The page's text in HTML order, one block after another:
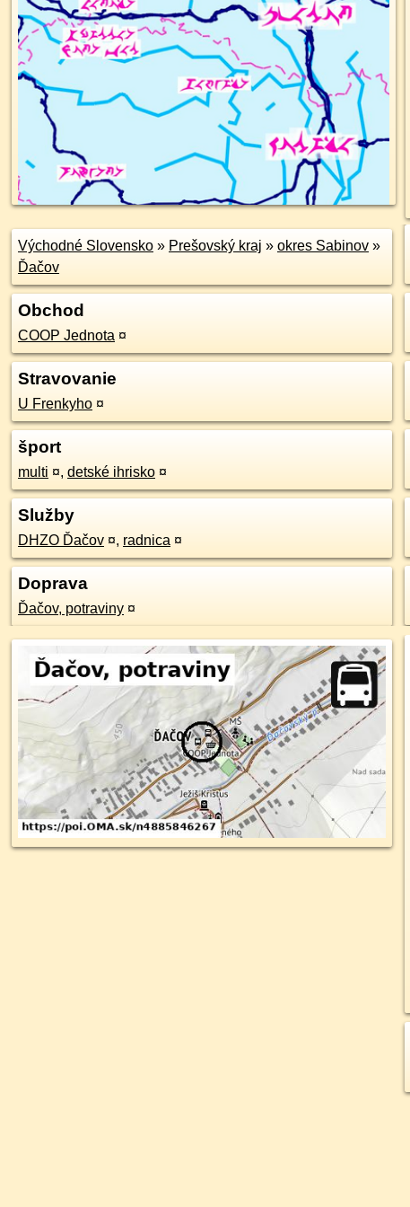
Východné Slovensko » Prešovský kraj » okres Sabinov »
Ďačov
Obchod
COOP Jednota ¤
Stravovanie
U Frenkyho ¤
šport
multi ¤, detské ihrisko ¤
Služby
DHZO Ďačov ¤, radnica ¤
Doprava
Ďačov, potraviny ¤